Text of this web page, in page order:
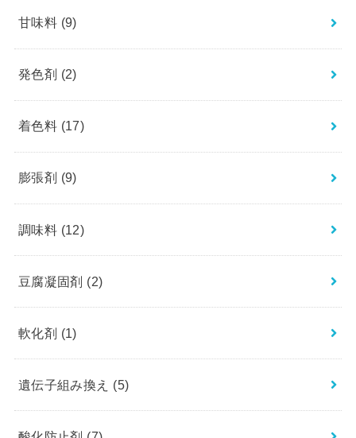
甘味料 (9)
発色剤 (2)
着色料 (17)
膨張剤 (9)
調味料 (12)
豆腐凝固剤 (2)
軟化剤 (1)
遺伝子組み換え (5)